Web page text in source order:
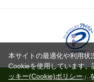
©
本サイトの最適化や利用状
Cookieを使用しています。
ッキー(Cookie)ポリシー」